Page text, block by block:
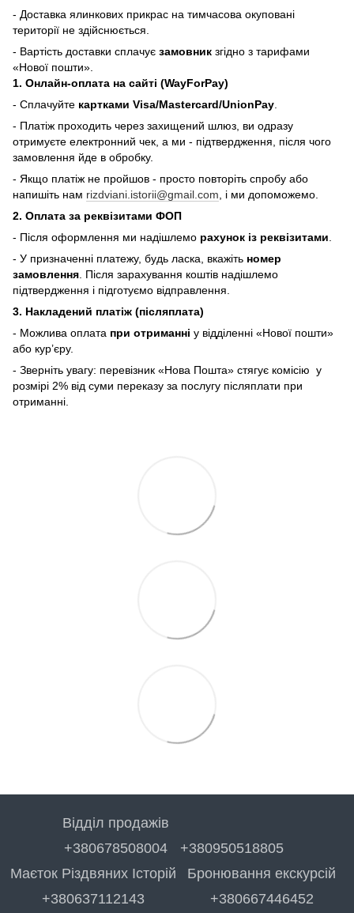
- Доставка ялинкових прикрас на тимчасова окуповані
території не здійснюється.
- Вартість доставки сплачує замовник згідно з тарифами
«Нової пошти».
1. Онлайн-оплата на сайті (WayForPay)
- Сплачуйте картками Visa/Mastercard/UnionPay
- Платіж проходить через захищений шлюз, ви одразу
отримуєте електронний чек, а ми - підтвердження, після чого
замовлення йде в обробку.
- Якщо платіж не пройшов - просто повторіть спробу або
напишіть нам rizdviani.istorii@gmail.com , і ми допоможемо.
2. Оплата за реквізитами ФОП
- Після оформлення ми надішлемо рахунок із реквізитами
- У призначенні платежу, будь ласка, вкажіть номер
замовлення . Після зарахування коштів надішлемо
підтвердження і підготуємо відправлення.
3. Накладений платіж (післяплата)
- Можлива оплата при отриманні у відділенні «Нової пошти»
або кур’єру.
- Зверніть увагу: перевізник «Нова Пошта» стягує комісію у
розмірі 2% від суми переказу за послугу післяплати при
отриманні.
Відділ продажів
+380678508004
+380950518805
Маєток Різдвяних Історій
+380637112143
Бронювання екскурсій
+380667446452